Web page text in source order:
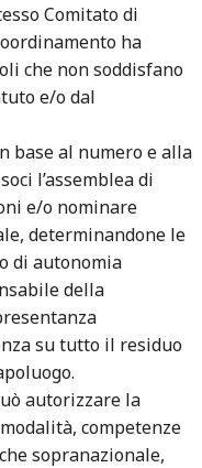
Comitato di
ha
che non soddisfano
e/o dal
base al numero e alla
l’assemblea di
e/o nominare
determinandone le
di autonomia
della
su tutto il residuo
autorizzare la
competenze
sopranazionale,